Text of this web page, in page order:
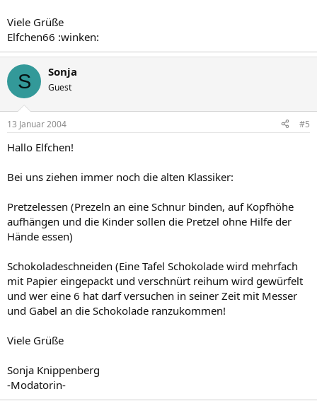
Viele Grüße
Elfchen66 :winken:
S Sonja
Guest
13 Januar 2004 #5
Hallo Elfchen!
Bei uns ziehen immer noch die alten Klassiker:
Pretzelessen (Prezeln an eine Schnur binden, auf Kopfhöhe
aufhängen und die Kinder sollen die Pretzel ohne Hilfe der
Hände essen)
Schokoladeschneiden (Eine Tafel Schokolade wird mehrfach
mit Papier eingepackt und verschnürt reihum wird gewürfelt
und wer eine 6 hat darf versuchen in seiner Zeit mit Messer
und Gabel an die Schokolade ranzukommen!
Viele Grüße
Sonja Knippenberg
-Modatorin-